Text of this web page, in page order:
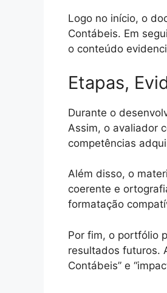
Logo no início, o
Contábeis. Em
o conteúdo
Etapas,
Durante o
Assim, o avaliador
competências
Além disso, o
coerente e
formatação
Por fim, o portfólio
resultados futuros.
Contábeis” e